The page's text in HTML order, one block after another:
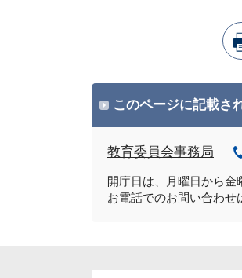
このページに記載さ
教育委員会事務局
開庁日は、月曜日から金
お電話でのお問い合わせ